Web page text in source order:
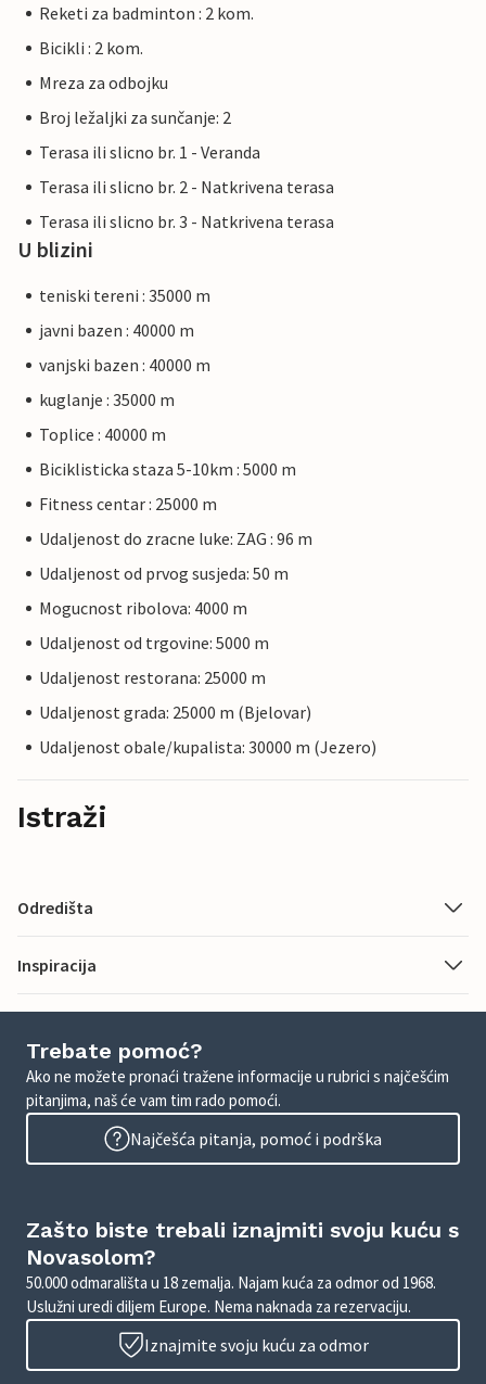
Reketi za badminton : 2 kom.
Bicikli : 2 kom.
Mreza za odbojku
Broj ležaljki za sunčanje: 2
Terasa ili slicno br. 1 - Veranda
Terasa ili slicno br. 2 - Natkrivena terasa
Terasa ili slicno br. 3 - Natkrivena terasa
U blizini
teniski tereni : 35000 m
javni bazen : 40000 m
vanjski bazen : 40000 m
kuglanje : 35000 m
Toplice : 40000 m
Biciklisticka staza 5-10km : 5000 m
Fitness centar : 25000 m
Udaljenost do zracne luke: ZAG : 96 m
Udaljenost od prvog susjeda: 50 m
Mogucnost ribolova: 4000 m
Udaljenost od trgovine: 5000 m
Udaljenost restorana: 25000 m
Udaljenost grada: 25000 m (Bjelovar)
Udaljenost obale/kupalista: 30000 m (Jezero)
Istraži
Odredišta
Inspiracija
Trebate pomoć?
Ako ne možete pronaći tražene informacije u rubrici s najčešćim
pitanjima, naš će vam tim rado pomoći.
Najčešća pitanja, pomoć i podrška
Zašto biste trebali iznajmiti svoju kuću s
Novasolom?
50.000 odmarališta u 18 zemalja. Najam kuća za odmor od 1968.
Uslužni uredi diljem Europe. Nema naknada za rezervaciju.
Iznajmite svoju kuću za odmor